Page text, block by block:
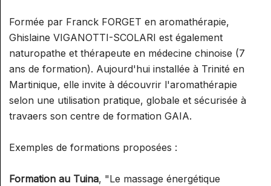
Formée par Franck FORGET en aromathérapie,
Ghislaine VIGANOTTI-SCOLARI est également
naturopathe et thérapeute en médecine chinoise (7
ans de formation). Aujourd'hui installée à Trinité en
Martinique, elle invite à découvrir l'aromathérapie
selon une utilisation pratique, globale et sécurisée à
travaers son centre de formation GAIA.
Exemples de formations proposées :
Formation au Tuina, "Le massage énergétique